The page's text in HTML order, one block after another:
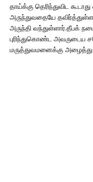
தாய்க்கு தெரிந்துவிட
அருந்துவதையே
அருந்தி வந்துள்ளார்.தீபக்
புரிந்துகொண்ட அவருடைய
மருத்துவமனைக்கு